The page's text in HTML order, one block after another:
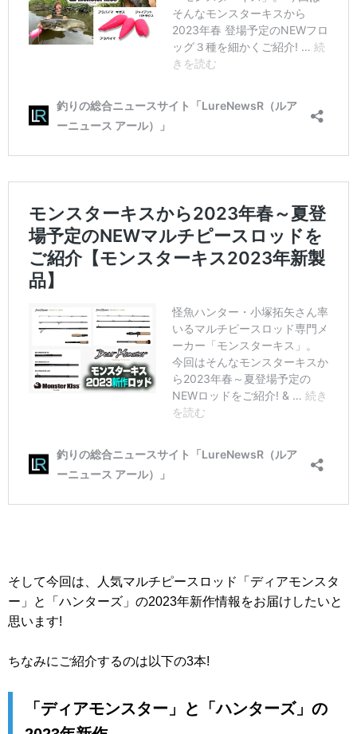
そして今回は、人気マルチピースロッド「ディアモンスタ
ー」と「ハンターズ」の2023年新作情報をお届けしたいと
思います!
ちなみにご紹介するのは以下の3本!
「ディアモンスター」と「ハンターズ」の